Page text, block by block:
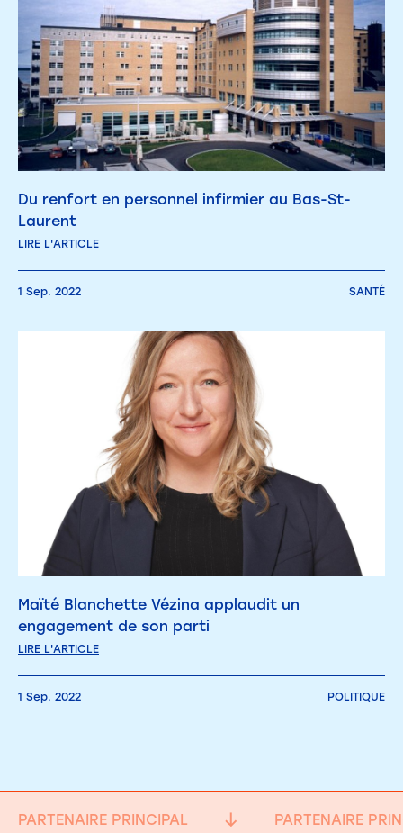
Du renfort en personnel infirmier au Bas-St-
Laurent
LIRE L'ARTICLE
1 Sep. 2022 SANTÉ
Maïté Blanchette Vézina applaudit un
engagement de son parti
LIRE L'ARTICLE
1 Sep. 2022 POLITIQUE
PARTENAIRE PRINCIPAL PARTENAIRE